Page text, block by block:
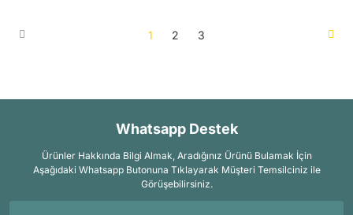
1 2 3
Whatsapp Destek
Ürünler Hakkında Bilgi Almak, Aradığınız Ürünü Bulamak İçin
Aşağıdaki Whatsapp Butonuna Tıklayarak Müşteri Temsilciniz ile
Görüşebilirsiniz.